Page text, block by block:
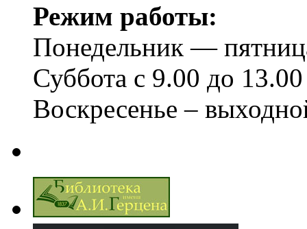
Режим работы:
Понедельник —
Суббота с 9.00 до 13.00
Воскресенье –